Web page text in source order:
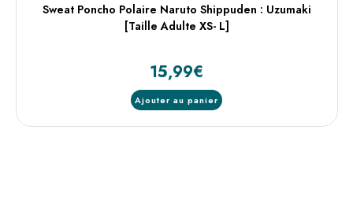
Sweat Poncho Polaire Naruto Shippuden : Uzumaki
[Taille Adulte XS- L]
15,99€
Ajouter au panier